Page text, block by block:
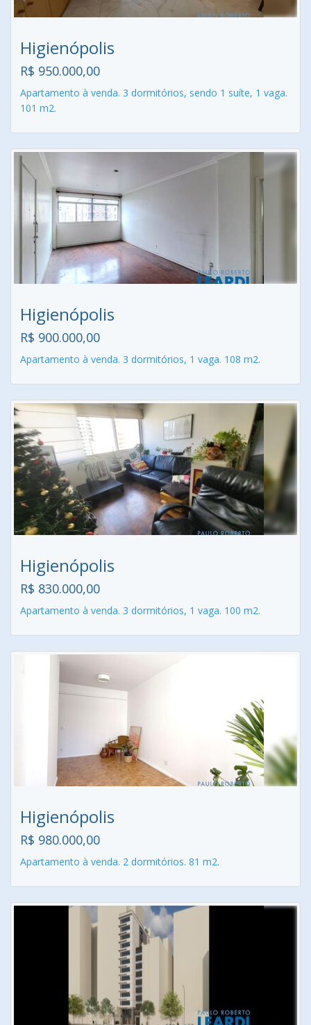
Higienópolis
R$ 950.000,00
Apartamento à venda. 3 dormitórios, sendo 1 suíte, 1 vaga.
101 m2.
Higienópolis
R$ 900.000,00
Apartamento à venda. 3 dormitórios, 1 vaga. 108 m2.
Higienópolis
R$ 830.000,00
Apartamento à venda. 3 dormitórios, 1 vaga. 100 m2.
Higienópolis
R$ 980.000,00
Apartamento à venda. 2 dormitórios. 81 m2.